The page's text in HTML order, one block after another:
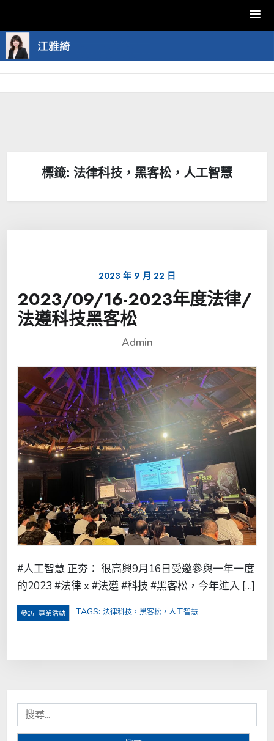
Skip
to
content
標籤: 法律科技，黑客松，人工智慧
2023 年 9 月 22 日
2023/09/16-2023年度法律/
法遵科技黑客松
Admin
#人工智慧 正夯： 很高興9月16日受邀參與一年一度
的2023 #法律 x #法遵 #科技 #黑客松，今年進入 […]
參訪 專業活動 TAGS: 法律科技，黑客松，人工智慧
搜
尋